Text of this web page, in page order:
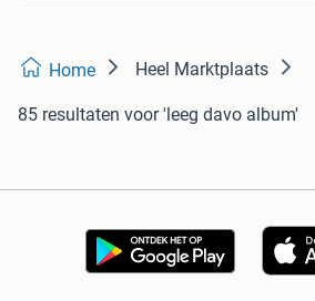
Home Heel Marktplaats
85 resultaten voor 'leeg davo album'